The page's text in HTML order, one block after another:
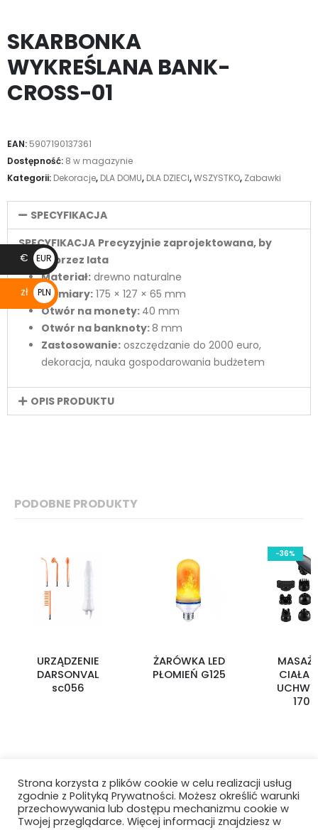
SKARBONKA
WYKREŚLANA BANK-
CROSS-01
EAN: 5907190137361
Dostępność: 8 w magazynie
Kategorii: Dekoracje, DLA DOMU, DLA DZIECI,WSZYSTKO, Zabawki
SPECYFIKACJA
SPECYFIKACJA Precyzyjnie zaprojektowana, by
służyć przez lata
Materiał: drewno naturalne
Wymiary: 175 × 127 × 65 mm
Otwór na monety: 40 mm
Otwór na banknoty: 8 mm
Zastosowanie: oszczędzanie do 2000 euro,
dekoracja, nauka gospodarowania budżetem
OPIS PRODUKTU
PODOBNE PRODUKTY
URZĄDZENIE
DARSONVAL
sc056
ŻARÓWKA LED
PŁOMIEŃ G125
-36%
CIAŁA
Strona korzysta z plików cookie w celu realizacji usług
zgodnie z Polityką Prywatności. Możesz określić warunki
przechowywania lub dostępu mechanizmu cookie w
Twojej przeglądarce. Więcej informacji znajdziesz w
€
EUR
€
zł
PLN
zł